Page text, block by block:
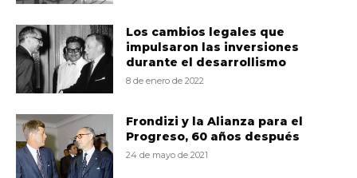
Los cambios legales que
impulsaron las inversiones
durante el desarrollismo
8 de enero de 2022
Frondizi y la Alianza para el
Progreso, 60 años después
24 de mayo de 2021